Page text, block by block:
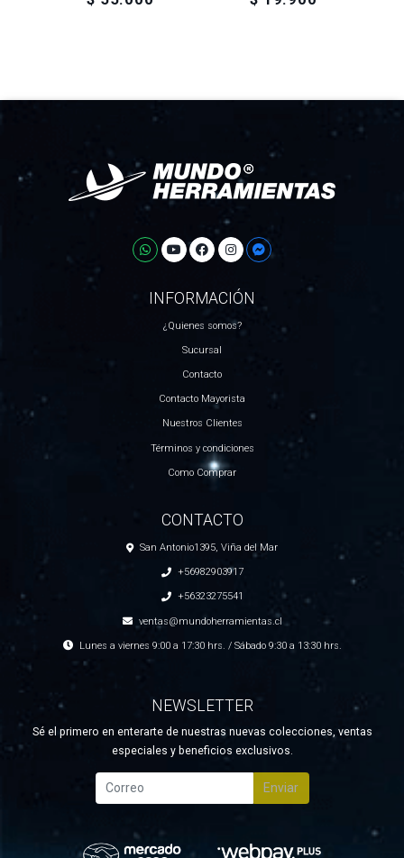
INFORMACIÓN
¿Quienes somos?
Sucursal
Contacto
Contacto Mayorista
Nuestros Clientes
Términos y condiciones
Como Comprar
CONTACTO
San Antonio1395, Viña del Mar
+56982903917
+56323275541
ventas@mundoherramientas.cl
Lunes a viernes 9:00 a 17:30 hrs. / Sábado 9:30 a 13:30 hrs.
NEWSLETTER
Sé el primero en enterarte de nuestras nuevas colecciones, ventas
especiales y beneficios exclusivos.
Enviar